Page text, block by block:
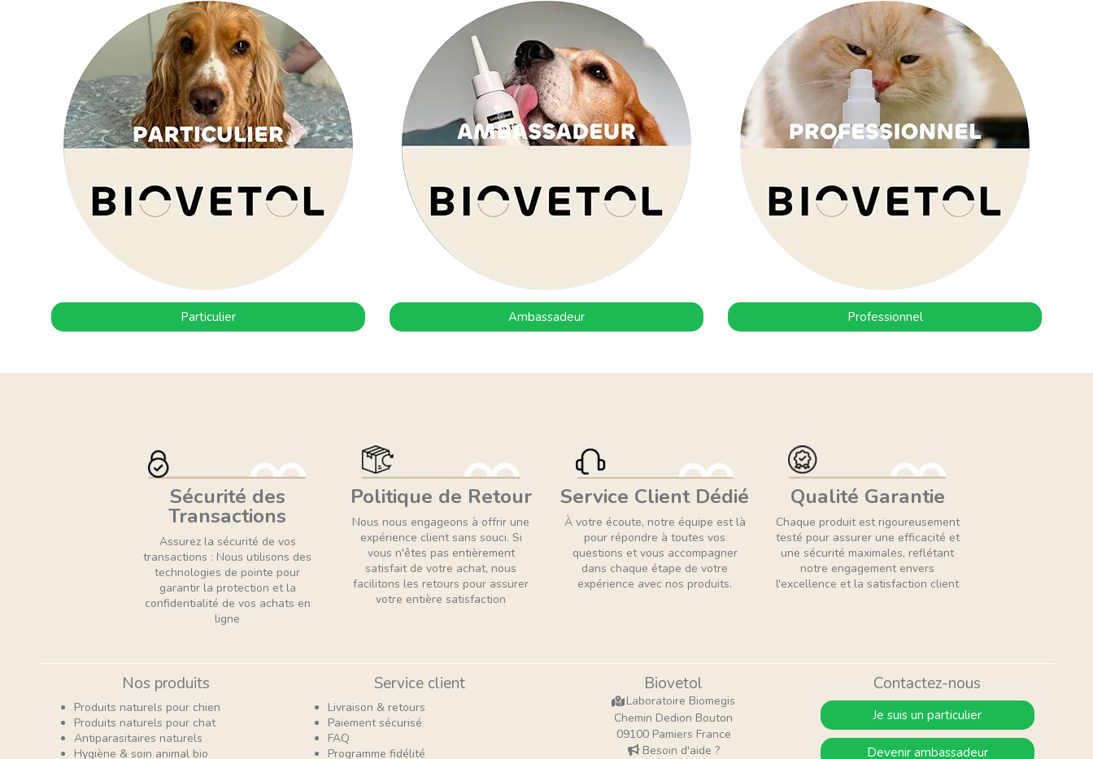
Particulier Ambassadeur Professionnel
Sécurité des
Transactions
Assurez la sécurité de vos
transactions : Nous utilisons des
technologies de pointe pour
garantir la protection et la
confidentialité de vos achats en
ligne
Politique de Retour
Nous nous engageons à offrir une
expérience client sans souci. Si
vous n'êtes pas entièrement
satisfait de votre achat, nous
facilitons les retours pour assurer
votre entière satisfaction
Service Client Dédié
À votre écoute, notre équipe est là
pour répondre à toutes vos
questions et vous accompagner
dans chaque étape de votre
expérience avec nos produits.
Qualité Garantie
Chaque produit est rigoureusement
testé pour assurer une efficacité et
une sécurité maximales, reflétant
notre engagement envers
l'excellence et la satisfaction client
Nos produits
Produits naturels pour chien
Produits naturels pour chat
Antiparasitaires naturels
Hygiène & soin animal bio
Service client
Livraison & retours
Paiement sécurisé
FAQ
Programme fidélité
Biovetol
Laboratoire Biomegis
Chemin Dedion Bouton
09100 Pamiers France
Besoin d'aide ?
Contactez-nous
Je suis un particulier
Devenir ambassadeur